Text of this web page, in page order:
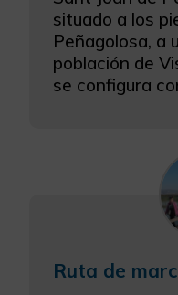
situado a los
Peñagolosa, a
población de
se configura